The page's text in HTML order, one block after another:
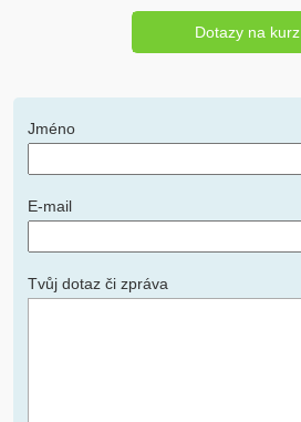
Dotazy na kurz
Jméno
E-mail
Tvůj dotaz či zpráva